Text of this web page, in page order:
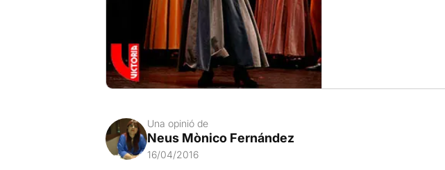
Una opinió de
Neus Mònico Fernández
16/04/2016